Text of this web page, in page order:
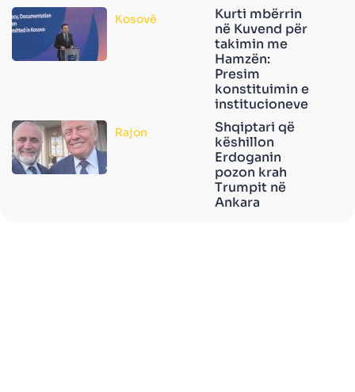
Kosovë
Kurti mbërrin
në Kuvend për
takimin me
Hamzën:
Presim
konstituimin e
institucioneve
Rajon
Shqiptari që
këshillon
Erdoganin
pozon krah
Trumpit në
Ankara